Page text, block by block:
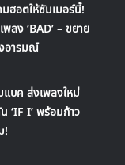
มฮอตให้ซัมเมอร์นี้!
ลง ‘BAD’ – ขยาย
อารมณ์
แบค ส่งเพลงใหม่
‘IF I’ พร้อมก้าว
!